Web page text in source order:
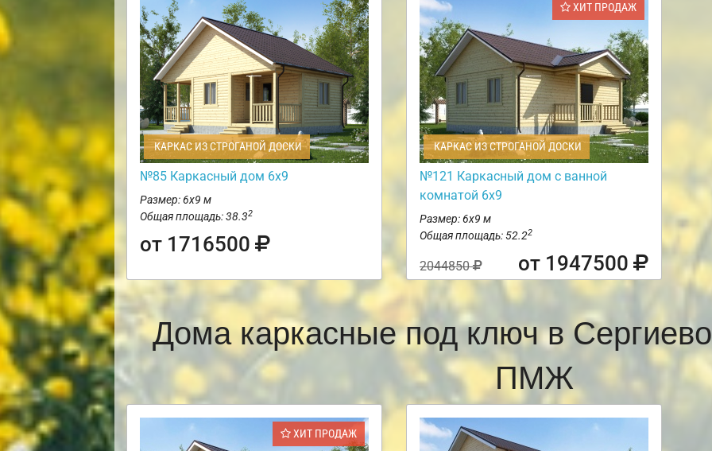
КАРКАС ИЗ СТРОГАНОЙ ДОСКИ
№85 Каркасный дом 6х9
Размер: 6х9 м
Общая площадь: 38.32
от 1716500
ХИТ ПРОДАЖ
КАРКАС ИЗ СТРОГАНОЙ ДОСКИ
№121 Каркасный дом с ванной
комнатой 6х9
Размер: 6х9 м
Общая площадь: 52.22
2044850 от 1947500
Дома каркасные под ключ в
ПМЖ
ХИТ ПРОДАЖ